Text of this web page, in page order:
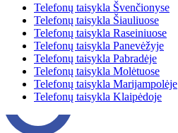
Telefonų taisykla Švenčionyse
Telefonų taisykla Šiauliuose
Telefonų taisykla Raseiniuose
Telefonų taisykla Panevėžyje
Telefonų taisykla Pabradėje
Telefonų taisykla Molėtuose
Telefonų taisykla Marijampolėje
Telefonų taisykla Klaipėdoje